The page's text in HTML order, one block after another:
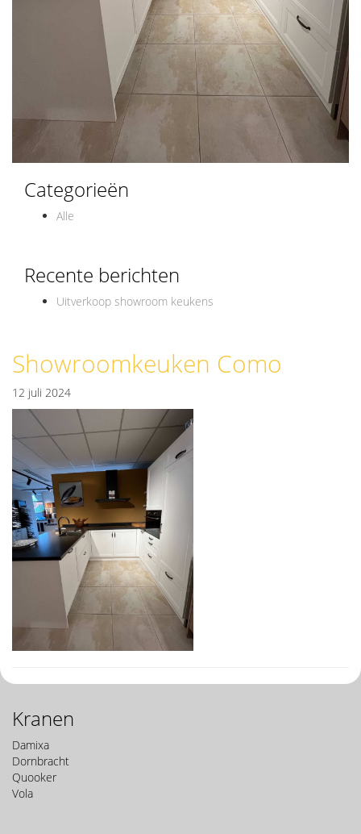
Categorieën
Alle
Recente berichten
Uitverkoop showroom keukens
Showroomkeuken Como
12 juli 2024
Kranen
Damixa
Dornbracht
Quooker
Vola